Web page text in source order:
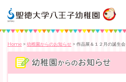
Home > 幼稚園からのお知らせ > 作品展＆１２月の誕生会